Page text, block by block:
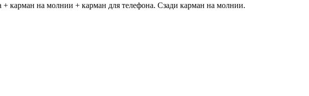
карман на молнии + карман для телефона. Сзади карман на молнии.